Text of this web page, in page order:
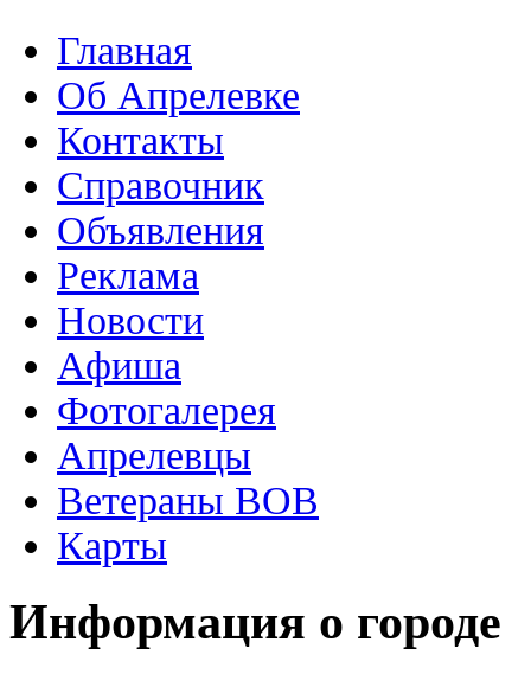
Главная
Об Апрелевке
Контакты
Справочник
Объявления
Реклама
Новости
Афиша
Фотогалерея
Апрелевцы
Ветераны ВОВ
Карты
Информация о городе